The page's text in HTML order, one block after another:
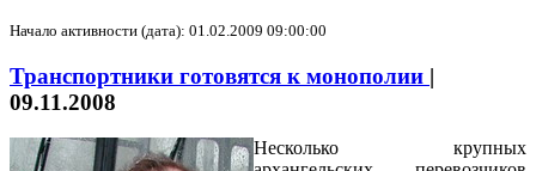
Начало активности (дата): 01.02.2009 09:00:00
Транспортники готовятся к монополии |
09.11.2008
Несколько крупных